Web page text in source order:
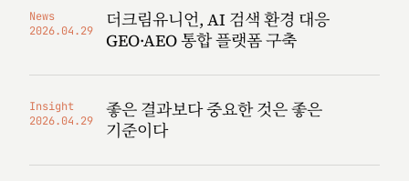
News
2026.04.29
더크림유니언, AI 검색 환경 대응
GEO·AEO 통합 플랫폼 구축
Insight
2026.04.29
좋은 결과보다 중요한 것은 좋은
기준이다